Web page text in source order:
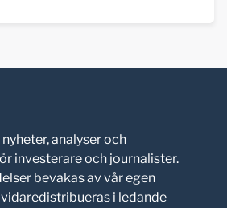
analyser och
investerare och journalister.
bevakas av vår egen
i ledande